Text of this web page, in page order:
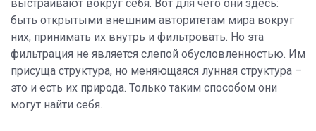
выстраивают вокруг себя. Вот для чего они здесь:
быть открытыми внешним авторитетам мира вокруг
них, принимать их внутрь и фильтровать. Но эта
фильтрация не является слепой обусловленностью. Им
присуща структура, но меняющаяся лунная структура –
это и есть их природа. Только таким способом они
могут найти себя.